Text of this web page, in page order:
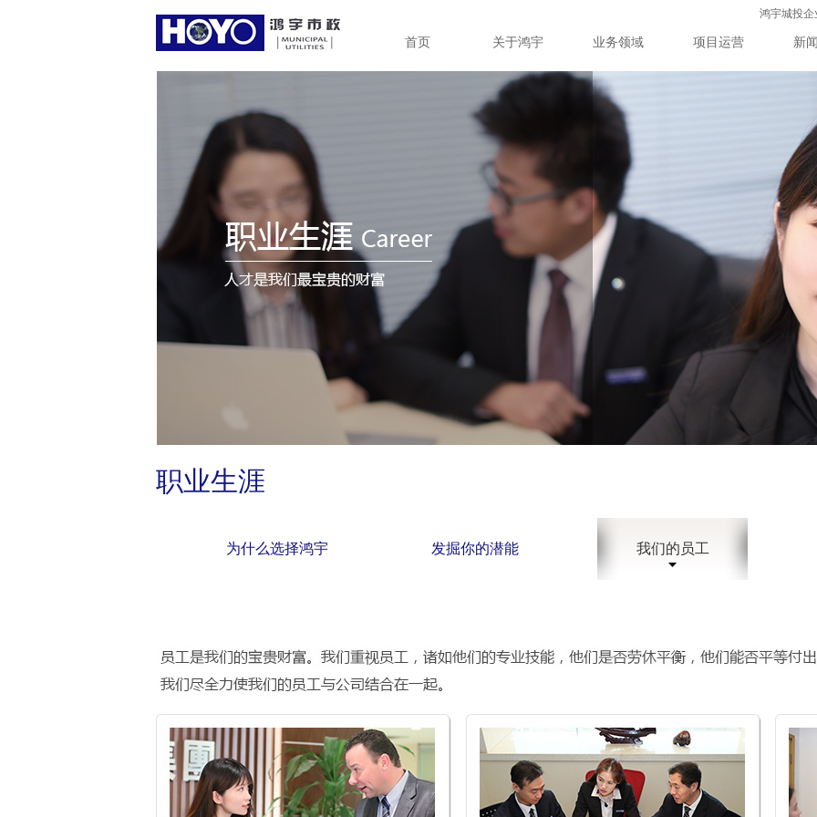
鸿宇城投
首页 关于鸿宇 业务领域 项目运营 新
职业生涯
为什么选择鸿宇 发掘你的潜能 我们的员工